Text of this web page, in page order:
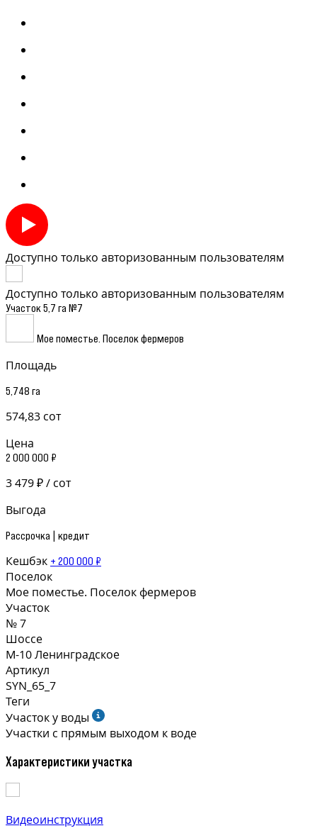
Доступно только авторизованным пользователям
Доступно только авторизованным пользователям
Участок 5,7 га №7
Мое поместье. Поселок фермеров
Площадь
5,748 га
574,83 сот
Цена
2 000 000 ₽
3 479 ₽ / сот
Выгода
Рассрочка | кредит
Кешбэк + 200 000 ₽
Поселок
Мое поместье. Поселок фермеров
Участок
№ 7
Шоссе
М-10 Ленинградское
Артикул
SYN_65_7
Теги
Участок у воды
Участки с прямым выходом к воде
Характеристики участка
Видеоинструкция